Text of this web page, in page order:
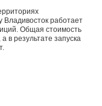
работает
Общая стоимость
в результате запуска